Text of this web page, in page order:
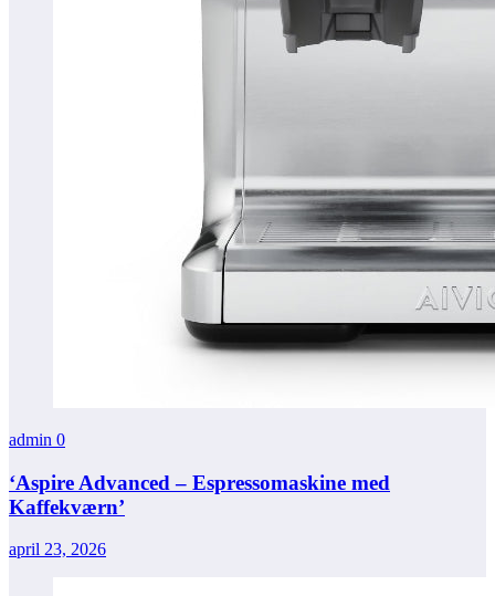
admin 0
‘Aspire Advanced – Espressomaskine med
Kaffekværn’
april 23, 2026